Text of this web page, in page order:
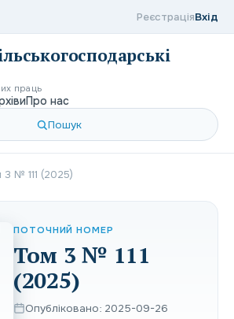
РеєстраціяВхід
праць
Про нас
Пошук
3 № 111 (2025)
ПОТОЧНИЙ НОМЕР
Том 3 № 111
(2025)
Опубліковано: 2025-09-26